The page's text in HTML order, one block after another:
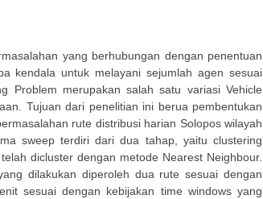
yang berhubungan dengan penentuan
kendala untuk melayani sejumlah agen sesuai
Problem merupakan salah satu variasi Vehicle
Tujuan dari penelitian ini berua pembentukan
rute distribusi harian Solopos wilayah
sweep terdiri dari dua tahap, yaitu clustering
dicluster dengan metode Nearest Neighbour.
dilakukan diperoleh dua rute sesuai dengan
sesuai dengan kebijakan time windows yang